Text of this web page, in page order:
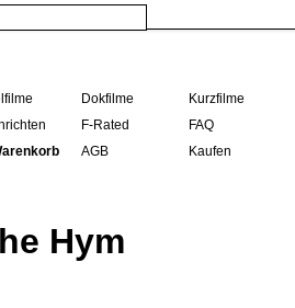
Dokfilme Kurzfilme
F-Rated FAQ
AGB Kaufen
Hym